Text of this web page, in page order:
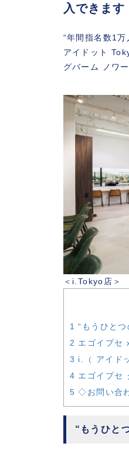
入できます
“年間指名数1
アイドット
グバーム ノワ
＜i.Tokyo店＞
1 “もうひと
2 エゴイプセ
3 i.（ アイド
4 エゴイプセ
5 ◇お問い合
“もうひと